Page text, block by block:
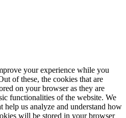
your experience while you
of these, the cookies that are
on your browser as they are
functionalities of the website. We
help us analyze and understand how
will be stored in your browser